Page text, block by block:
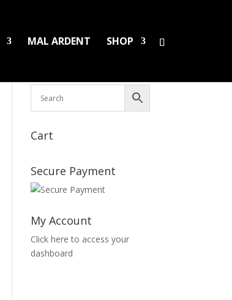
MAL ARDENT SHOP
Cart
Secure Payment
My Account
Click here to access your
dashboard